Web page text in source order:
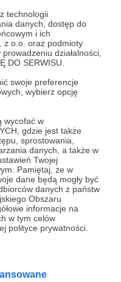
technologii
danych, dostęp do
i ich
z o.o. oraz podmioty
działalności,
DO SERWISU.
swoje preferencje
wybierz opcję
wycofać w
gdzie jest także
sprostowania,
danych, a także w
Twojej
Pamiętaj, że w
dane będą mogły być
danych z państw
Obszaru
informacje na
w tym celów
polityce prywatności.
dla Patronów
być zalogowany
pisanie praca